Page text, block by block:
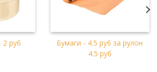
2 руб
Бумаги - 4.5 руб за рулон
4.5 руб